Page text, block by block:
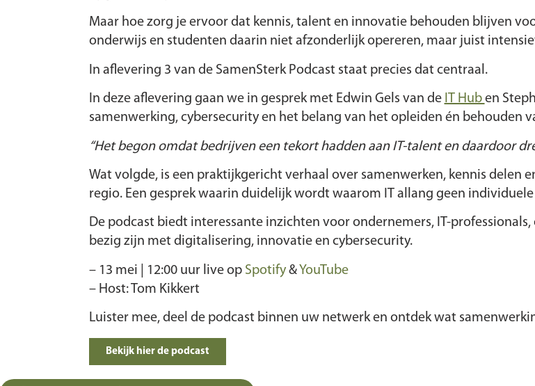
Maar hoe zorg je ervoor dat kennis, talent en innovatie behouden blijven
onderwijs en studenten daarin niet afzonderlijk opereren, maar juist
In aflevering 3 van de SamenSterk Podcast staat precies dat centraal.
In deze aflevering gaan we in gesprek met Edwin Gels van de IT Hub en
samenwerking, cybersecurity en het belang van het opleiden én behouden
“Het begon omdat bedrijven een tekort hadden aan IT-talent en daardoor
Wat volgde, is een praktijkgericht verhaal over samenwerken, kennis delen
regio. Een gesprek waarin duidelijk wordt waarom IT allang geen
De podcast biedt interessante inzichten voor ondernemers, IT-
bezig zijn met digitalisering, innovatie en cybersecurity.
– 13 mei | 12:00 uur live op Spotify& YouTube
– Host: Tom Kikkert
Luister mee, deel de podcast binnen uw netwerk en ontdek wat
Bekijk hier de podcast